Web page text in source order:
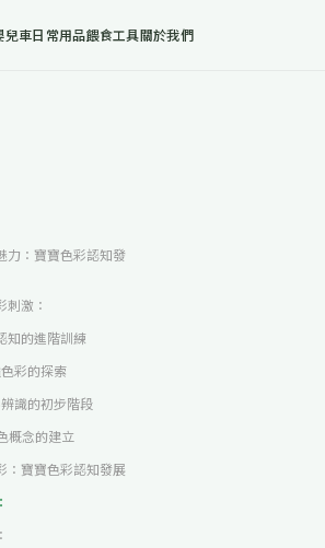
兒車日常用品餵食工具關於我們
力：寶寶色彩認知發
刺激：
知的進階訓練
彩的探索
識的初步階段
概念的建立
：寶寶色彩認知發展